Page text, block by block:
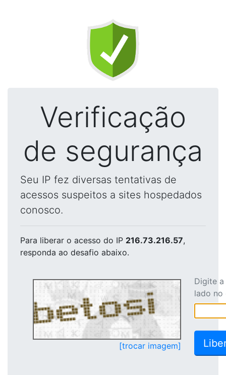
Verificação
de segurança
Seu IP fez diversas tentativas de
acessos suspeitos a sites hospedados
conosco.
Para liberar o acesso do IP 216.73.216.57,
responda ao desafio abaixo.
[trocar imagem]
Digite
lado no